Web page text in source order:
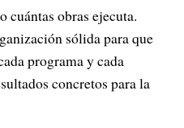
cuántas obras ejecuta.
sólida para que
programa y cada
concretos para la